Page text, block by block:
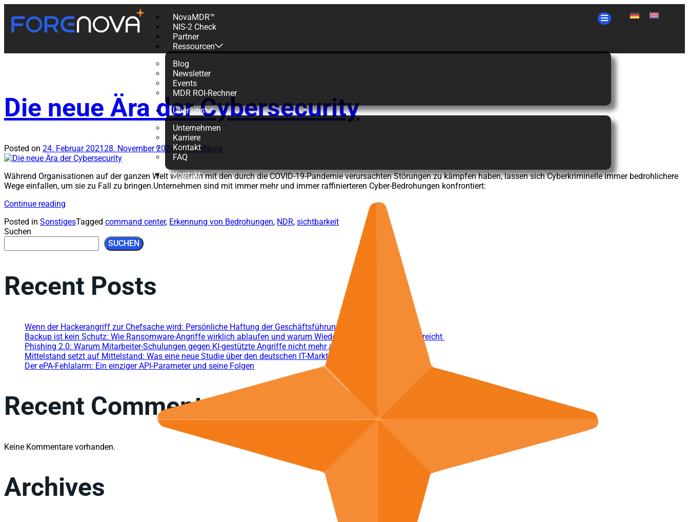
NovaMDR™
NIS-2 Check
Partner
Ressourcen
Blog
Newsletter
Events
MDR ROI-Rechner
Über uns
Unternehmen
Karriere
Kontakt
FAQ
Kontakt
Schlagwort:command center
Die neue Ära der Cybersecurity
Posted on 24. Februar 202128. November 2024byForeNova
Während Organisationen auf der ganzen Welt weiterhin mit den durch die COVID-19-Pandemie verursachten Störungen zu kämpfen haben, lassen sich Cyberkriminelle immer bedrohlichere
Wege einfallen, um sie zu Fall zu bringen.Unternehmen sind mit immer mehr und immer raffinierteren Cyber-Bedrohungen konfrontiert:
Continue reading
Posted in SonstigesTagged command center, Erkennung von Bedrohungen, NDR, sichtbarkeit
Suchen
SUCHEN
Recent Posts
Wenn der Hackerangriff zur Chefsache wird: Persönliche Haftung der Geschäftsführung bei Cybervorfällen
Backup ist kein Schutz: Wie Ransomware-Angriffe wirklich ablaufen und warum Wiederherstellung allein nicht reicht
Phishing 2.0: Warum Mitarbeiter-Schulungen gegen KI-gestützte Angriffe nicht mehr ausreichen
Mittelstand setzt auf Mittelstand: Was eine neue Studie über den deutschen IT-Markt verrät
Der ePA-Fehlalarm: Ein einziger API-Parameter und seine Folgen
Recent Comments
Keine Kommentare vorhanden.
Archives